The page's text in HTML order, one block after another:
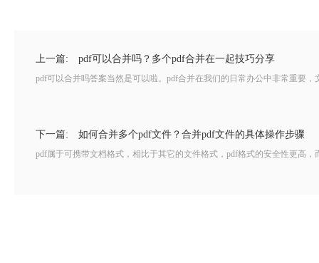
上一篇: pdf可以合并吗？多个pdf合并在一起技巧分享
pdf可以合并吗答案当然是可以啦。pdf合并在我们的日常办公中非常重要
下一篇: 如何合并多个pdf文件？合并pdf文件的具体操作步骤
pdf属于可携带文档格式，相比于其它的文件格式，pdf格式的安全性更高